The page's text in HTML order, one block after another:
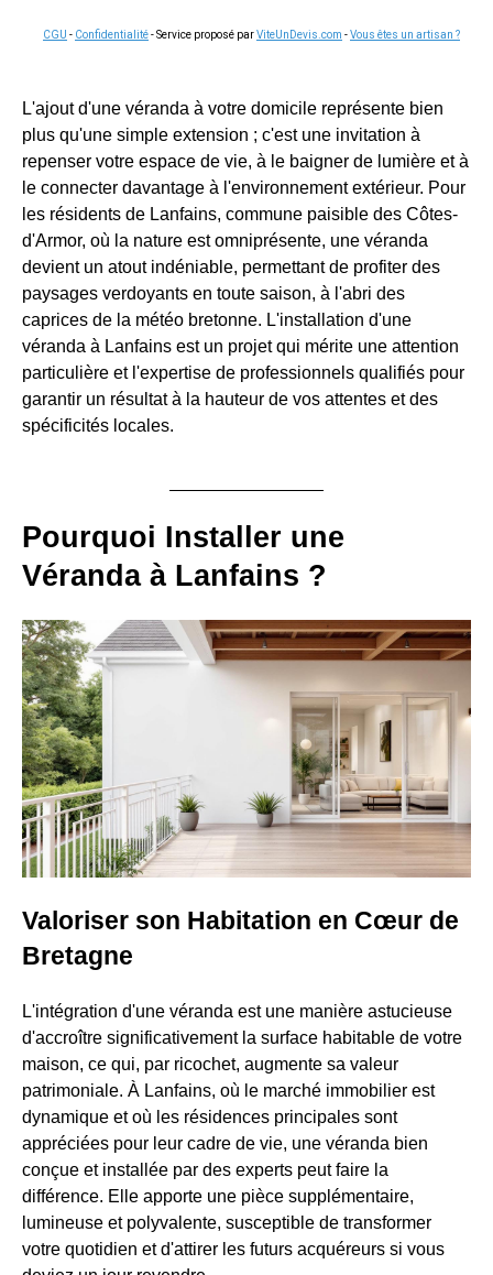
CGU - Confidentialité- Service proposé parViteUnDevis.com -Vous êtes un artisan ?
L'ajout d'une véranda à votre domicile représente bien
plus qu'une simple extension ; c'est une invitation à
repenser votre espace de vie, à le baigner de lumière et à
le connecter davantage à l'environnement extérieur. Pour
les résidents de Lanfains, commune paisible des Côtes-
d'Armor, où la nature est omniprésente, une véranda
devient un atout indéniable, permettant de profiter des
paysages verdoyants en toute saison, à l'abri des
caprices de la météo bretonne. L'installation d'une
véranda à Lanfains est un projet qui mérite une attention
particulière et l'expertise de professionnels qualifiés pour
garantir un résultat à la hauteur de vos attentes et des
spécificités locales.
Pourquoi Installer une
Véranda à Lanfains ?
Valoriser son Habitation en Cœur de
Bretagne
L'intégration d'une véranda est une manière astucieuse
d'accroître significativement la surface habitable de votre
maison, ce qui, par ricochet, augmente sa valeur
patrimoniale. À Lanfains, où le marché immobilier est
dynamique et où les résidences principales sont
appréciées pour leur cadre de vie, une véranda bien
conçue et installée par des experts peut faire la
différence. Elle apporte une pièce supplémentaire,
lumineuse et polyvalente, susceptible de transformer
votre quotidien et d'attirer les futurs acquéreurs si vous